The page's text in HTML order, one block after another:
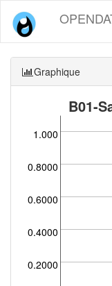
Graphique
B01-
0.2000
0.4000
0.6000
0.8000
1.000